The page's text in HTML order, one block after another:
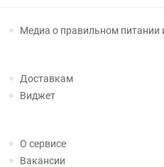
Медиа о правильном
Доставкам
Виджет
О сервисе
Вакансии